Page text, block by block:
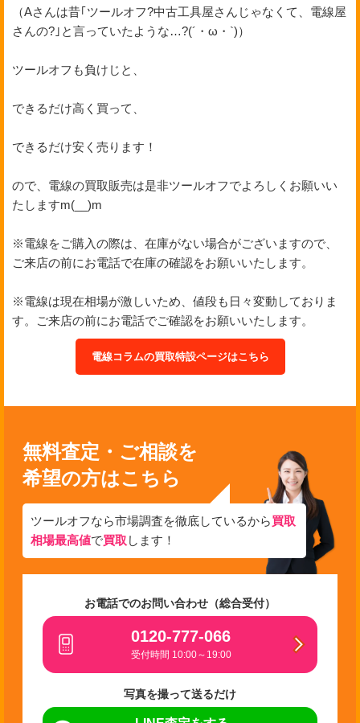
（Aさんは昔｢ツールオフ?中古工具屋さんじゃなくて、電線屋
さんの?｣と言っていたような…?(´・ω・`)）
ツールオフも負けじと、
できるだけ高く買って、
できるだけ安く売ります！
ので、電線の買取販売は是非ツールオフでよろしくお願いい
たしますm(__)m
※電線をご購入の際は、在庫がない場合がございますので、
ご来店の前にお電話で在庫の確認をお願いいたします。
※電線は現在相場が激しいため、値段も日々変動しておりま
す。ご来店の前にお電話でご確認をお願いいたします。
電線コラムの買取特設ページはこちら
無料査定・ご相談を
希望の方はこちら
ツールオフなら市場調査を徹底しているから買取
相場最高値で買取 します！
お電話でのお問い合わせ（総合受付）
0120-777-066
受付時間 10:00～19:00
写真を撮って送るだけ